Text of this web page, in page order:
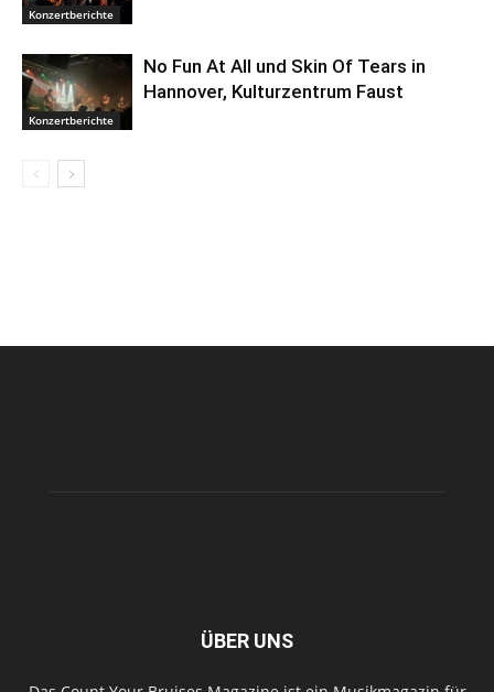
Konzertberichte
Konzertberichte
No Fun At All und Skin Of Tears in
Hannover, Kulturzentrum Faust
ÜBER UNS